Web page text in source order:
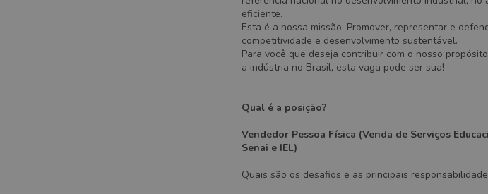
eficiente.
Esta é a nossa missão: Promover, representar e
competitividade e desenvolvimento sustentável.
Para você que deseja contribuir com o nosso
a indústria no Brasil, esta vaga pode ser sua!
Qual é a posição?
Vendedor Pessoa Física (Venda de Serviços
Senai e IEL)
Quais são os desafios e as principais